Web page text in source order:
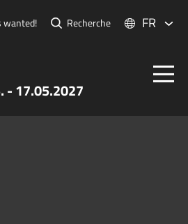
- 17.05.2027
wanted! Recherche FR